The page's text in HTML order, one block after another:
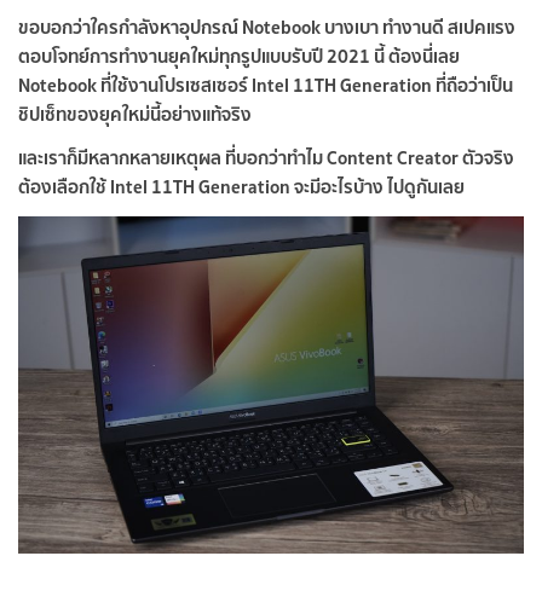
ขอบอกว่าใครกำลังหาอุปกรณ์ Notebook บางเบา ทำงานดี สเปคแรง
ตอบโจทย์การทำงานยุคใหม่ทุกรูปแบบรับปี 2021 นี้ ต้องนี่เลย
Notebook ที่ใช้งานโปรเซสเซอร์ Intel 11TH Generation ที่ถือว่าเป็น
ชิปเซ็ทของยุคใหม่นี้อย่างแท้จริง
และเราก็มีหลากหลายเหตุผล ที่บอกว่าทำไม Content Creator ตัวจริง
ต้องเลือกใช้ Intel 11TH Generation จะมีอะไรบ้าง ไปดูกันเลย